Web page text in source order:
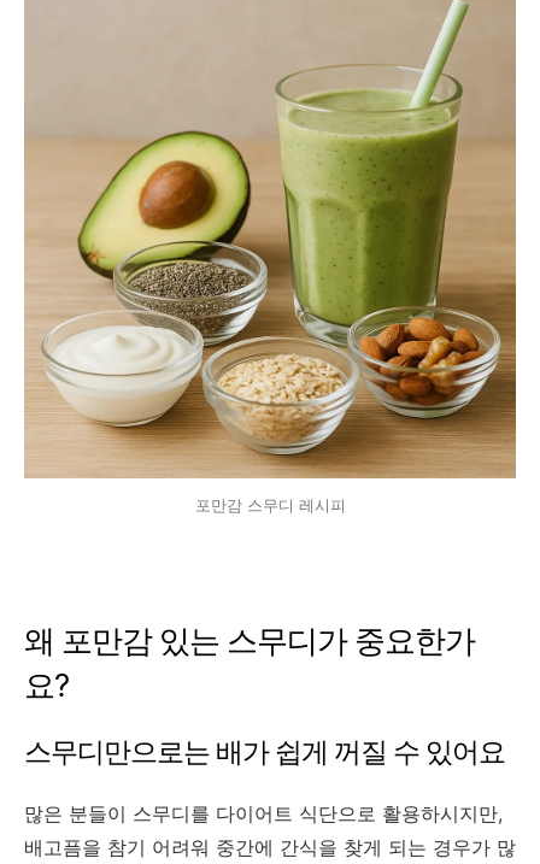
포만감 스무디 레시피
왜 포만감 있는 스무디가 중요한가
요?
스무디만으로는 배가 쉽게 꺼질 수 있어요
많은 분들이 스무디를 다이어트 식단으로 활용하시지만,
배고픔을 참기 어려워 중간에 간식을 찾게 되는 경우가 많